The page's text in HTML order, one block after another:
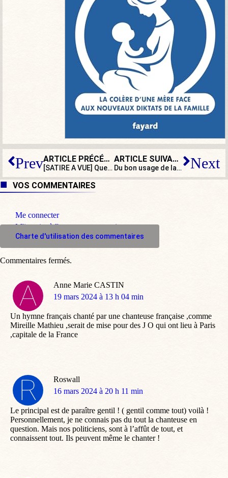
Prev ARTICLE PRÉCÉDENT
[SATIRE A VUE] Que restera-t-il du macronisme après la loi sur l’euthanasie ?
ARTICLE SUIVANT
Du bon usage de la guerre en Ukraine : tout est bon pour piéger le RN Next
VOS COMMENTAIRES
Me connecter
M'inscrire à l'espace commentaire
Charte d'utilisation des commentaires
Anne Marie CASTIN
dit
19 mars 2024 à 13 h 04 min
Un hymne français chanté par une chanteuse française ,comme
Mireille Mathieu ,serait de mise pour des J O qui ont lieu à Paris
,capitale de la France
Roswall
dit
16 mars 2024 à 20 h 11 min
Le principal est de paraître gentil ! ( gentil comme tout) voilà !
Personnellement, je ne connais pas du tout la chanteuse en
question. Mais nos politiciens, sont à l’affût de tout, et
connaissent tout. Ils peuvent même le chanter !
Commentaires fermés.